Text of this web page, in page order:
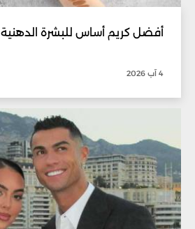
أفضل كريم أساس للبشرة الدهنية
4 آب 2026